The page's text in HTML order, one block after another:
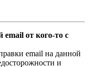
от кого-то с
email на данной
и